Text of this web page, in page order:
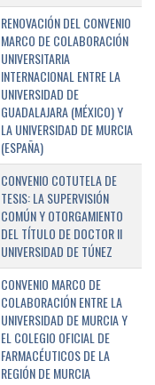
RENOVACIÓN DEL CONVENIO
MARCO DE COLABORACIÓN
UNIVERSITARIA
INTERNACIONAL ENTRE LA
UNIVERSIDAD DE
GUADALAJARA (MÉXICO) Y
LA UNIVERSIDAD DE MURCIA
(ESPAÑA)
CONVENIO COTUTELA DE
TESIS: LA SUPERVISIÓN
COMÚN Y OTORGAMIENTO
DEL TÍTULO DE DOCTOR II
UNIVERSIDAD DE TÚNEZ
CONVENIO MARCO DE
COLABORACIÓN ENTRE LA
UNIVERSIDAD DE MURCIA Y
EL COLEGIO OFICIAL DE
FARMACÉUTICOS DE LA
REGIÓN DE MURCIA